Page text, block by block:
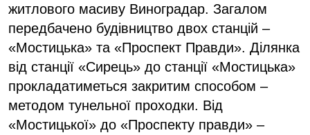
житлового масиву Виноградар. Загалом
передбачено будівництво двох станцій –
«Мостицька» та «Проспект Правди». Ділянка
від станції «Сирець» до станції «Мостицька»
прокладатиметься закритим способом –
методом тунельної проходки. Від
«Мостицької» до «Проспекту правди» –